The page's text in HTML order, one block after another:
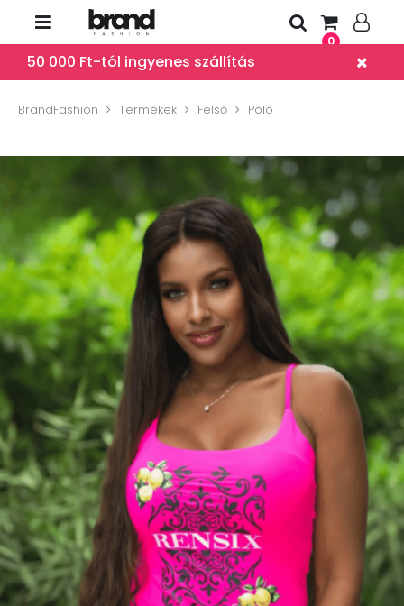
0
50 000 Ft-tól ingyenes szállítás
BrandFashion Termékek Felső Póló